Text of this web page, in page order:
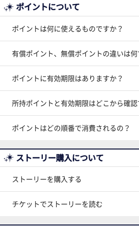
ポイントについて
ポイントは何に使えるものですか？
有償ポイント、無償ポイントの違いは何
ポイントに有効期限はありますか？
所持ポイントと有効期限はどこから確
ポイントはどの順番で消費されるの？
ストーリー購入について
ストーリーを購入する
チケットでストーリーを読む